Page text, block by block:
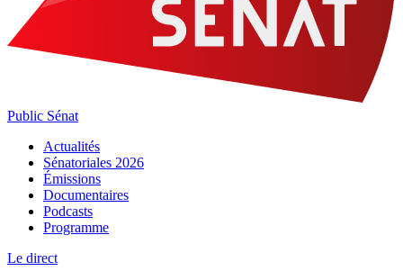
Public Sénat
Actualités
Sénatoriales 2026
Émissions
Documentaires
Podcasts
Programme
Le direct